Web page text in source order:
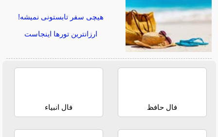
هیچی سفر تابستونی نمیشه!
ارزانترین تورها اینجاست
فال حافظ فال انبیاء